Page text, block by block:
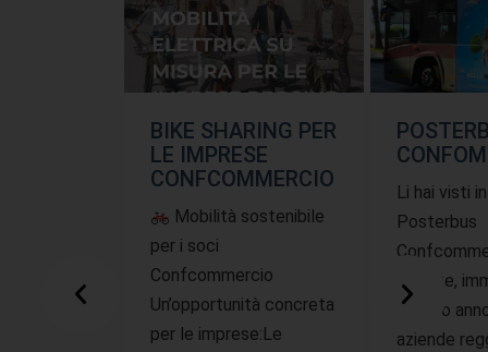
BIKE SHARING PER
LE IMPRESE
CONFCOMMERCIO
Mobilità sostenibile
per i soci
Confcommercio
Un’opportunità concreta
per le imprese:Le
Li hai visti
Posterbus
offerte,
questo
aziende